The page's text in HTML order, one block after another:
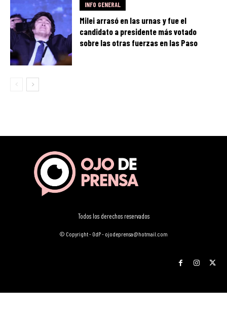
INFO GENERAL
Milei arrasó en las urnas y fue el
candidato a presidente más votado
sobre las otras fuerzas en las Paso
Todos los derechos reservados
© Copyright - OdP - ojodeprensa@hotmail.com